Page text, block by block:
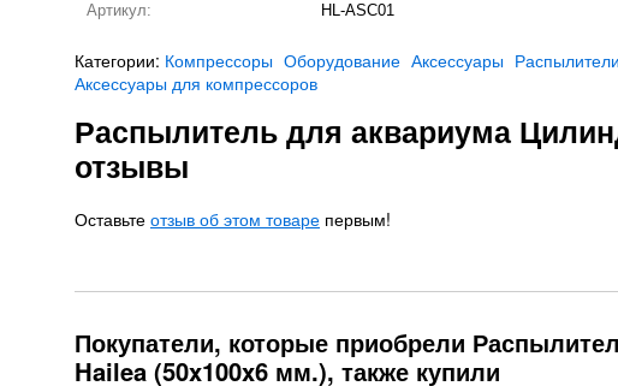
Артикул:
HL-ASC01
Категории: Компрессоры Оборудование Аксессуары Распылители
Аксессуары для компрессоров
Распылитель для аквариума
отзывы
Оставьте отзыв об этом товаре первым!
Покупатели, которые приобрели
Hailea (50x100x6 мм.), также купили